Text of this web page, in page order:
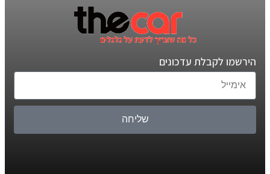
הירשמו לקבלת עדכונים
שליחה